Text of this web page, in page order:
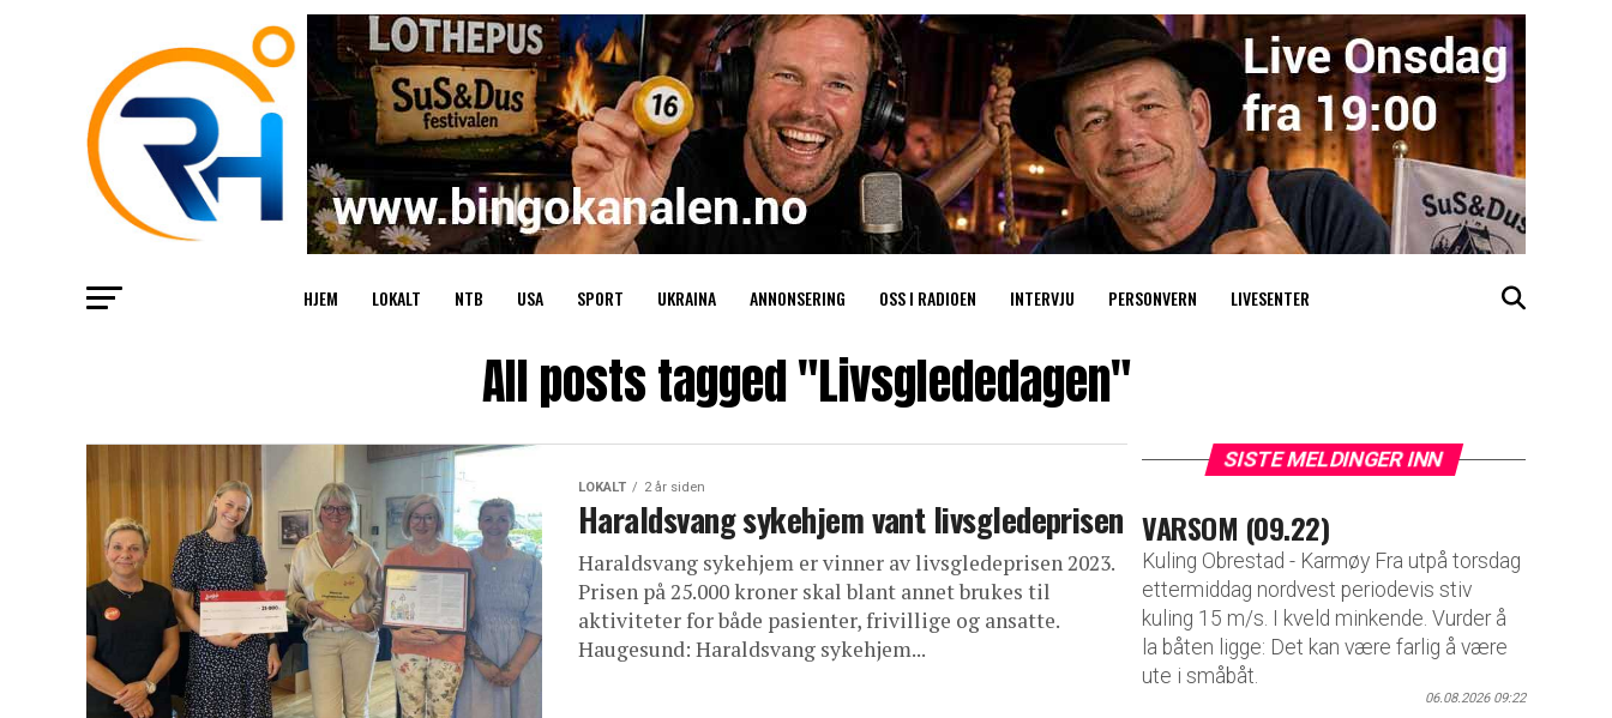
HJEM LOKALT NTB USA SPORT UKRAINA ANNONSERING OSS I RADIOEN INTERVJU PERSONVERN LIVESENTER
All posts tagged "Livsglededagen"
LOKALT 2 år siden
Haraldsvang sykehjem vant livsgledeprisen
Haraldsvang sykehjem er vinner av livsgledeprisen 2023.
Prisen på 25.000 kroner skal blant annet brukes til
aktiviteter for både pasienter, frivillige og ansatte.
Haugesund: Haraldsvang sykehjem...
SISTE MELDINGER INN
VARSOM (09.22)
Kuling Obrestad - Karmøy Fra utpå torsdag
ettermiddag nordvest periodevis stiv
kuling 15 m/s. I kveld minkende. Vurder å
la båten ligge: Det kan være farlig å være
ute i småbåt.
06.08.2026 09:22